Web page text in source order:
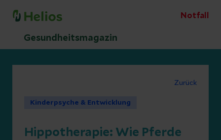
Notfall
Gesundheitsmagazin
Zurück
Kinderpsyche & Entwicklung
Hippotherapie: Wie Pferde